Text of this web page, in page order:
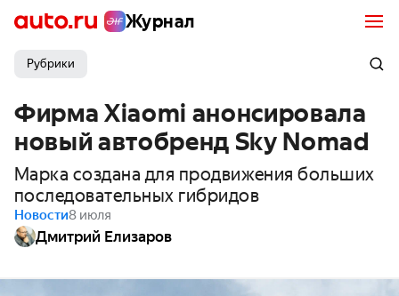
Журнал
Рубрики
Фирма Xiaomi анонсировала
новый автобренд Sky Nomad
Марка создана для продвижения больших
последовательных гибридов
Новости8 июля
Дмитрий Елизаров